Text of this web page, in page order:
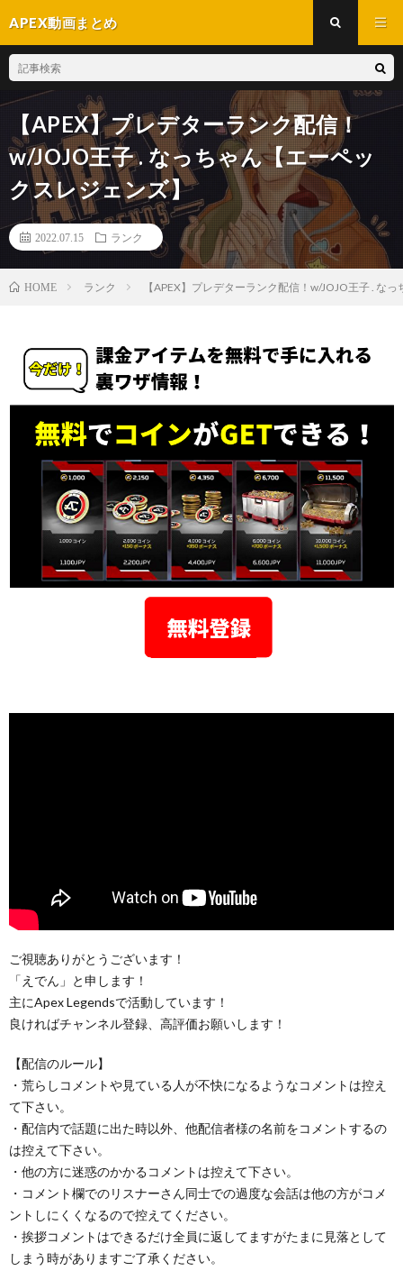
APEX動画まとめ
【APEX】プレデターランク配信！
w/JOJO王子 . なっちゃん【エーペッ
クスレジェンズ】
2022.07.15 ランク
HOME ランク 【APEX】プレデターランク配信！w/JOJO王子 . な
ご視聴ありがとうございます！
「えでん」と申します！
主にApex Legendsで活動しています！
良ければチャンネル登録、高評価お願いします！
【配信のルール】
・荒らしコメントや見ている人が不快になるようなコメントは控え
て下さい。
・配信内で話題に出た時以外、他配信者様の名前をコメントするの
は控えて下さい。
・他の方に迷惑のかかるコメントは控えて下さい。
・コメント欄でのリスナーさん同士での過度な会話は他の方がコメ
ントしにくくなるので控えてください。
・挨拶コメントはできるだけ全員に返してますがたまに見落として
しまう時がありますご了承ください。